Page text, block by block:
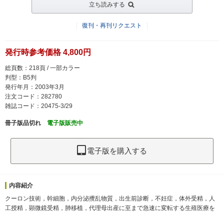
立ち読みする
復刊・再刊リクエスト
発行時参考価格 4,800円
総頁数：218頁 / 一部カラー
判型：B5判
発行年月：2003年3月
注文コード：282780
雑誌コード：20475-3/29
冊子版品切れ 電子版販売中
電子版を購入する
内容紹介
クーロン技術，幹細胞，内分泌攪乱物質，出生前診断，不妊症，体外受精，人
工授精，顕微鏡受精，肺移植，代理母出産に至まで急速に変転する生殖医療を